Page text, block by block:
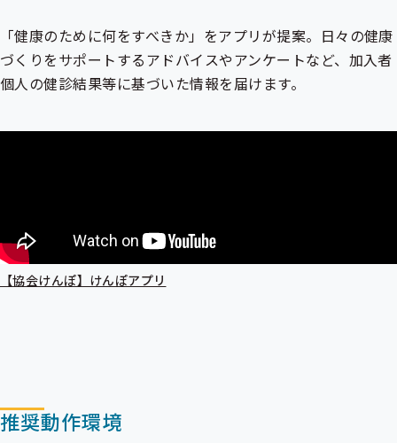
「健康のために何をすべきか」をアプリが提案。日々の健康
づくりをサポートするアドバイスやアンケートなど、加入者
個人の健診結果等に基づいた情報を届けます。
【協会けんぽ】けんぽアプリ
推奨動作環境